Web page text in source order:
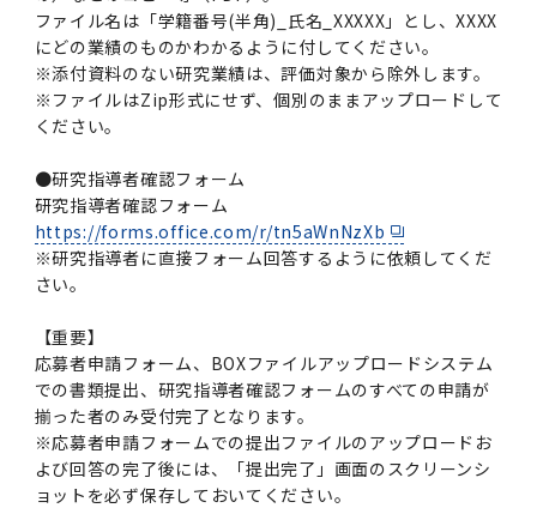
ファイル名は「学籍番号(半角)_氏名_XXXXX」とし、XXXX
にどの業績のものかわかるように付してください。
※添付資料のない研究業績は、評価対象から除外します。
※ファイルはZip形式にせず、個別のままアップロードして
ください。
●研究指導者確認フォーム
研究指導者確認フォーム
https://forms.office.com/r/tn5aWnNzXb
※研究指導者に直接フォーム回答するように依頼してくだ
さい。
【重要】
応募者申請フォーム、BOXファイルアップロードシステム
での書類提出、研究指導者確認フォームのすべての申請が
揃った者のみ受付完了となります。
※応募者申請フォームでの提出ファイルのアップロードお
よび回答の完了後には、「提出完了」画面のスクリーンシ
ョットを必ず保存しておいてください。